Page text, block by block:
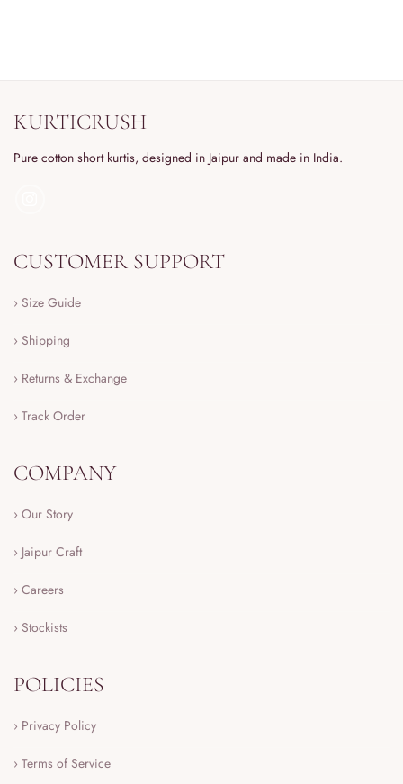
KURTICRUSH
Pure cotton short kurtis, designed in Jaipur and made in India.
CUSTOMER SUPPORT
› Size Guide
› Shipping
› Returns & Exchange
› Track Order
COMPANY
› Our Story
› Jaipur Craft
› Careers
› Stockists
POLICIES
› Privacy Policy
› Terms of Service